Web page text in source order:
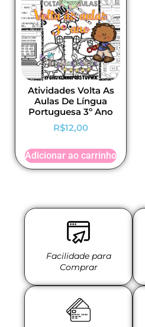
Atividades Volta As
Aulas De Língua
Portuguesa 3º Ano
R$12,00
Adicionar ao carrinho
Facilidade para
Comprar